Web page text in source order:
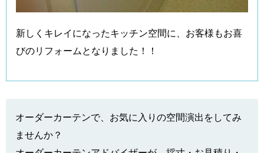
新しくキレイになったキッチン空間に、お客様もお喜
びのリフォームとなりました！！
オーダーカーテンで、お気に入りの空間演出をしてみ
ませんか？